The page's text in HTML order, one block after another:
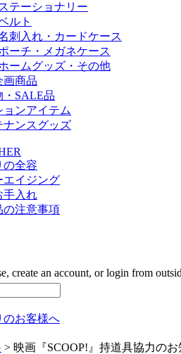
ステーショナリー
ルト
刺入れ・カードケース
ーチ・メガネケース
ームグッズ・その他
画商品
・SALE品
ョンアイテム
ナンスグッズ
の全容
エイジング
手入れ
の注意事項
create an account, or login from
のお客様へ
> 映画『SCOOP!』持道具協力の